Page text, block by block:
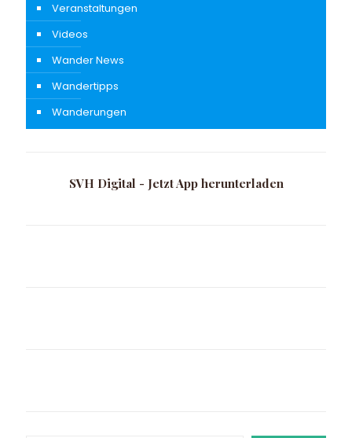
Veranstaltungen
Videos
Wander News
Wandertipps
Wanderungen
SVH Digital - Jetzt App herunterladen